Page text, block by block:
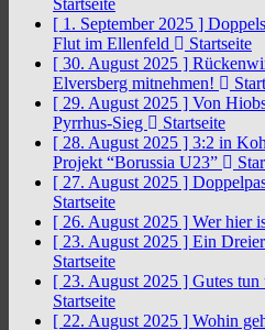
Startseite
[ 1. September 2025 ]
Flut im Ellenfeld
Startseite
[ 30. August 2025 ]
Elversberg mitnehmen!
[ 29. August 2025 ] Von
Pyrrhus-Sieg
Startseite
[ 28. August 2025 ] 3:2 in
Projekt “Borussia U23”
[ 27. August 2025 ]
Startseite
[ 26. August 2025 ] Wer hier
[ 23. August 2025 ] Ein
Startseite
[ 23. August 2025 ] Gutes tun
Startseite
[ 22. August 2025 ] Wohin